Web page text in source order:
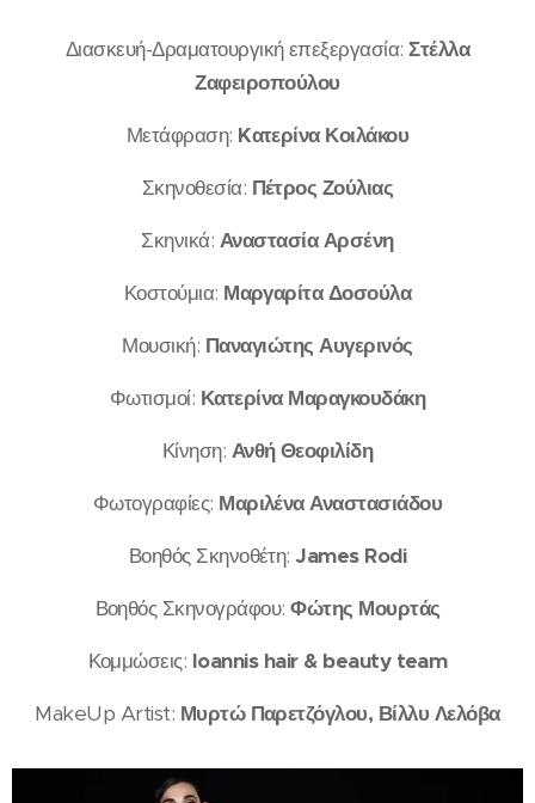
Διασκευή-Δραματουργική επεξεργασία:Στέλλα
Ζαφειροπούλου
Μετάφραση: Kατερίνα Κοιλάκου
Σκηνοθεσία: Πέτρος Ζούλιας
Σκηνικά: Αναστασία Αρσένη
Κοστούμια: Μαργαρίτα Δοσούλα
Μουσική: Παναγιώτης Αυγερινός
Φωτισμοί: Κατερίνα Μαραγκουδάκη
Κίνηση: Ανθή Θεοφιλίδη
Φωτογραφίες: Μαριλένα Αναστασιάδου
Βοηθός Σκηνοθέτη:James Rodi
Βοηθός Σκηνογράφου:Φώτης Μουρτάς
Κομμώσεις: Ioannis hair & beauty team
MakeUp Artist: Μυρτώ Παρετζόγλου, Βίλλυ Λελόβα